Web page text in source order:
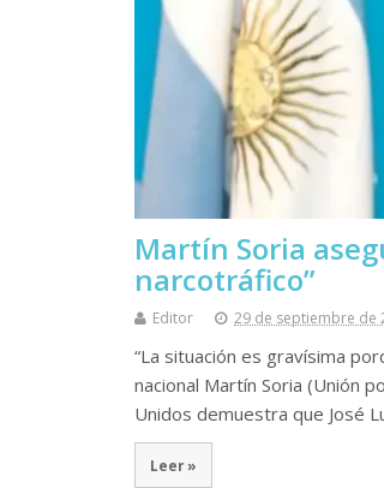
Martín Soria
narcotráfico”
Editor 29 de septiembre de
“La situación es gravísima
nacional Martín Soria (Unión
Unidos demuestra que José
Leer »